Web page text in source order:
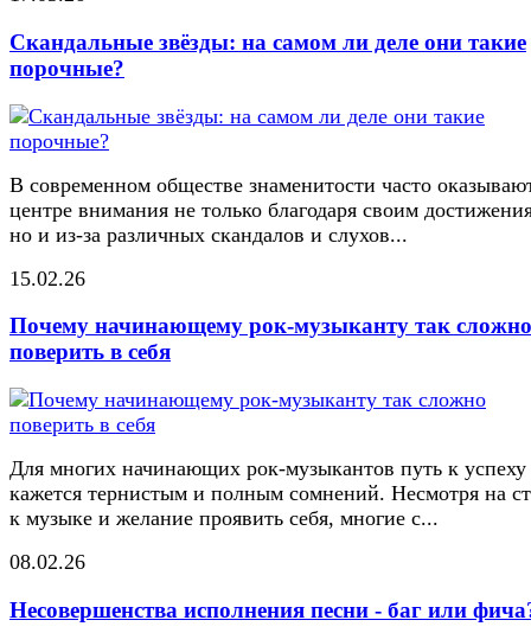
Скандальные звёзды: на самом ли деле они такие
порочные?
В современном обществе знаменитости часто
центре внимания не только благодаря своим
но и из-за различных скандалов и слухов...
15.02.26
Почему начинающему рок-музыканту так сложно
поверить в себя
Для многих начинающих рок-музыкантов путь к успеху
кажется тернистым и полным сомнений. Несмотря на
к музыке и желание проявить себя, многие с...
08.02.26
Несовершенства исполнения песни - баг или